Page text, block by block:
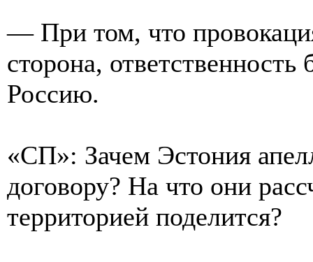
— При том, что
сторона, ответственность
Россию.
«СП»: Зачем Эстония
договору? На что они
территорией поделится?